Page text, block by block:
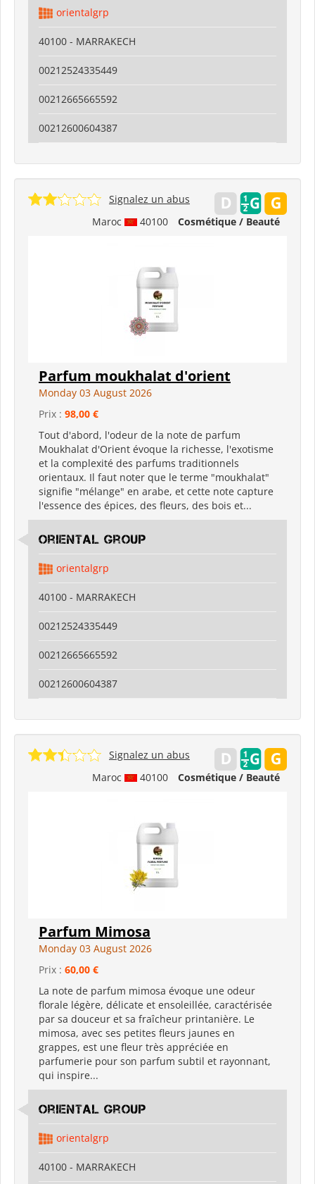
orientalgrp
40100 - MARRAKECH
00212524335449
00212665665592
00212600604387
Maroc 40100 Cosmétique / Beauté
Signalez un abus
Parfum moukhalat d'orient
Monday 03 August 2026
Prix : 98,00 €
Tout d'abord, l'odeur de la note de parfum
Moukhalat d'Orient évoque la richesse, l'exotisme
et la complexité des parfums traditionnels
orientaux. Il faut noter que le terme "moukhalat"
signifie "mélange" en arabe, et cette note capture
l'essence des épices, des fleurs, des bois et...
Oriental Group
orientalgrp
40100 - MARRAKECH
00212524335449
00212665665592
00212600604387
Maroc 40100 Cosmétique / Beauté
Signalez un abus
Parfum Mimosa
Monday 03 August 2026
Prix : 60,00 €
La note de parfum mimosa évoque une odeur
florale légère, délicate et ensoleillée, caractérisée
par sa douceur et sa fraîcheur printanière. Le
mimosa, avec ses petites fleurs jaunes en
grappes, est une fleur très appréciée en
parfumerie pour son parfum subtil et rayonnant,
qui inspire...
Oriental Group
orientalgrp
40100 - MARRAKECH